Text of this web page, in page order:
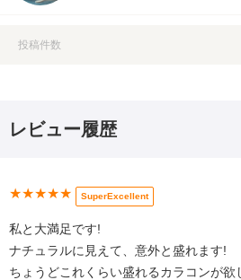
投稿件数
レビュー履歴
★★★★★ SuperExcellent
私と大満足です!
ナチュラルに見えて、意外と盛れます!
ちょうどこれくらい盛れるカラコンが欲